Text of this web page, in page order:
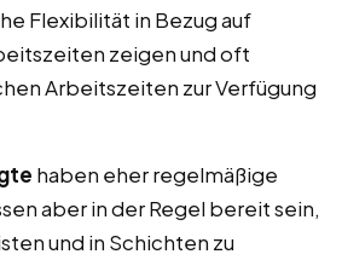
Flexibilität in Bezug auf
zeigen und oft
Arbeitszeiten zur Verfügung
haben eher regelmäßige
aber in der Regel bereit sein,
und in Schichten zu